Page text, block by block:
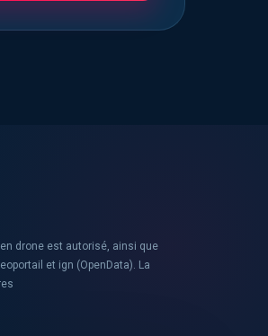
drone est autorisé, ainsi que
et ign (OpenData). La